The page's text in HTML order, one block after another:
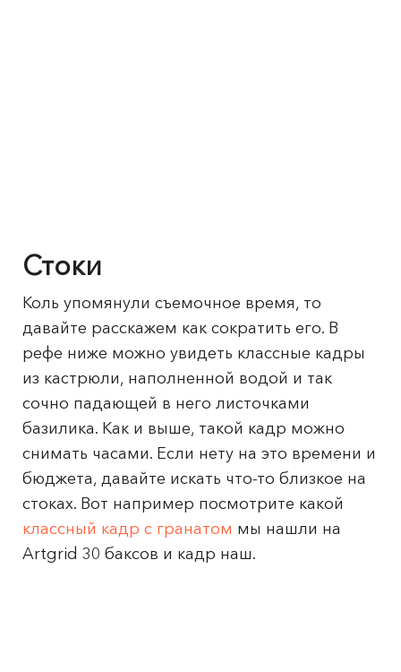
Стоки
Коль упомянули съемочное время, то
давайте расскажем как сократить его. В
рефе ниже можно увидеть классные кадры
из кастрюли, наполненной водой и так
сочно падающей в него листочками
базилика. Как и выше, такой кадр можно
снимать часами. Если нету на это времени и
бюджета, давайте искать что-то близкое на
стоках. Вот например посмотрите какой
классный кадр с гранатом мы нашли на
Artgrid 30 баксов и кадр наш.